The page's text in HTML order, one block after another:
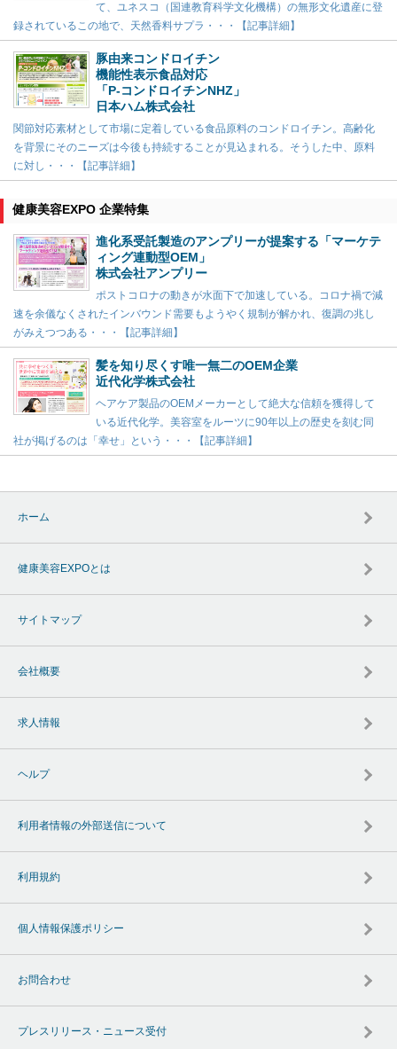
て、ユネスコ（国連教育科学文化機構）の無形文化遺産に登
録されているこの地で、天然香料サプラ・・・【記事詳細】
豚由来コンドロイチン
機能性表示食品対応
「P-コンドロイチンNHZ」
日本ハム株式会社
関節対応素材として市場に定着している食品原料のコンドロイチン。高齢化
を背景にそのニーズは今後も持続することが見込まれる。そうした中、原料
に対し・・・【記事詳細】
健康美容EXPO 企業特集
進化系受託製造のアンプリーが提案する「マーケテ
ィング連動型OEM」
株式会社アンプリー
ポストコロナの動きが水面下で加速している。コロナ禍で減
速を余儀なくされたインバウンド需要もようやく規制が解かれ、復調の兆し
がみえつつある・・・【記事詳細】
髪を知り尽くす唯一無二のOEM企業
近代化学株式会社
ヘアケア製品のOEMメーカーとして絶大な信頼を獲得して
いる近代化学。美容室をルーツに90年以上の歴史を刻む同
社が掲げるのは「幸せ」という・・・【記事詳細】
ホーム
健康美容EXPOとは
サイトマップ
会社概要
求人情報
ヘルプ
利用者情報の外部送信について
利用規約
個人情報保護ポリシー
お問合わせ
プレスリリース・ニュース受付